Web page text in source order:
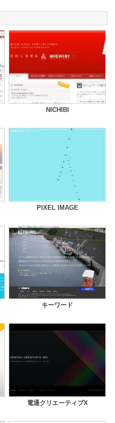
NICHIBI
PIXEL IMAGE
キーワード
電通クリエーティブX